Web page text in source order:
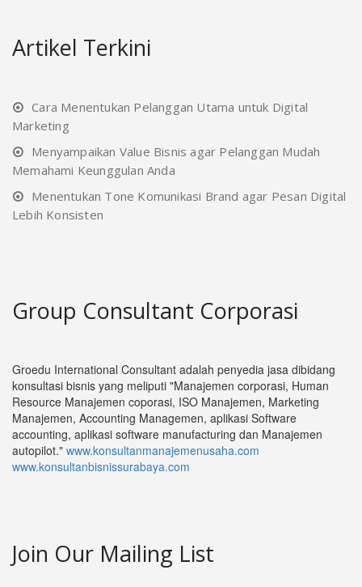
Artikel Terkini
Cara Menentukan Pelanggan Utama untuk Digital
Marketing
Menyampaikan Value Bisnis agar Pelanggan Mudah
Memahami Keunggulan Anda
Menentukan Tone Komunikasi Brand agar Pesan Digital
Lebih Konsisten
Group Consultant Corporasi
Groedu International Consultant adalah penyedia jasa dibidang
konsultasi bisnis yang meliputi "Manajemen corporasi, Human
Resource Manajemen coporasi, ISO Manajemen, Marketing
Manajemen, Accounting Managemen, aplikasi Software
accounting, aplikasi software manufacturing dan Manajemen
autopilot." www.konsultanmanajemenusaha.com
www.konsultanbisnissurabaya.com
Join Our Mailing List